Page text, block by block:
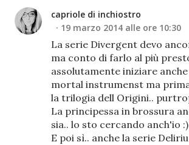
capriole di inchiostro
19 marzo 2014 alle ore 10:30
La serie Divergent devo
ma conto di farlo al più
assolutamente iniziare
mortal instrumenst ma
la trilogia dell Origini..
La principessa in brossura
sia.. lo sto cercando anch'io :)
E poi sì.. anche la serie